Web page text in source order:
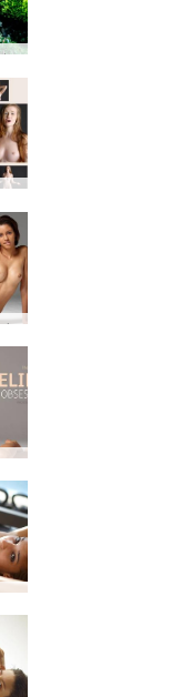
Það er fullkominn dagur!
Að slá hinn fullkomna tón
Tap tísku er þinn ávinningur!
Þú ert það sem þú borðar
Með bundið fyrir augun og fús til að skoða